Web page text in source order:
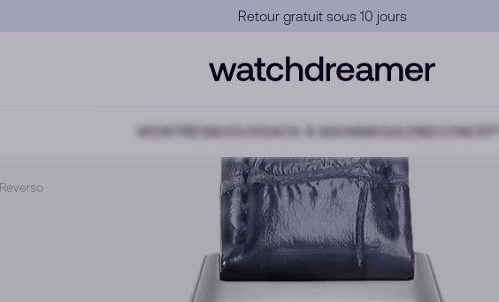
Garantie Officielle
MONTRES SACS À MAINMAGAZINE
CONCEPT
Reverso